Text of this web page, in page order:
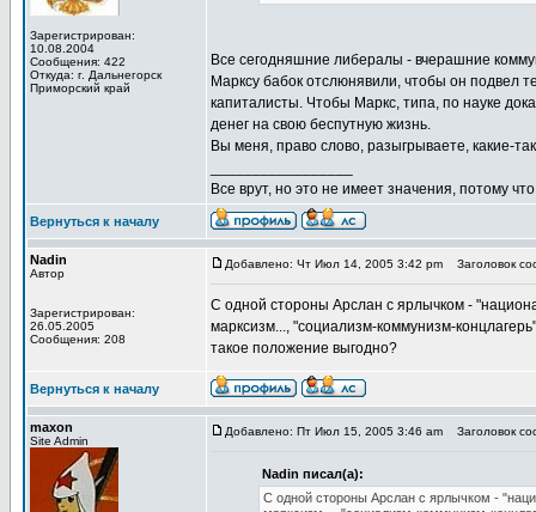
Зарегистрирован:
10.08.2004
Сообщения: 422
Откуда: г. Дальнегорск
Приморский край
Все сегодняшние либералы - вчерашние
Марксу бабок отслюнявили, чтобы он подвел
капиталисты. Чтобы Маркс, типа, по науке
денег на свою беспутную жизнь.
Вы меня, право слово, разыгрываете, какие-
Все врут, но это не имеет значения, потому
Вернуться к началу
Nadin
Автор
Зарегистрирован:
26.05.2005
Сообщения: 208
Добавлено: Чт Июл 14, 2005 3:42 pm Заголовок
С одной стороны Арслан с ярлычком -
марксизм..., "социализм-коммунизм-
такое положение выгодно?
Вернуться к началу
maxon
Site Admin
Добавлено: Пт Июл 15, 2005 3:46 am Заголовок
Nadin писал(а):
С одной стороны Арслан с ярлычком -